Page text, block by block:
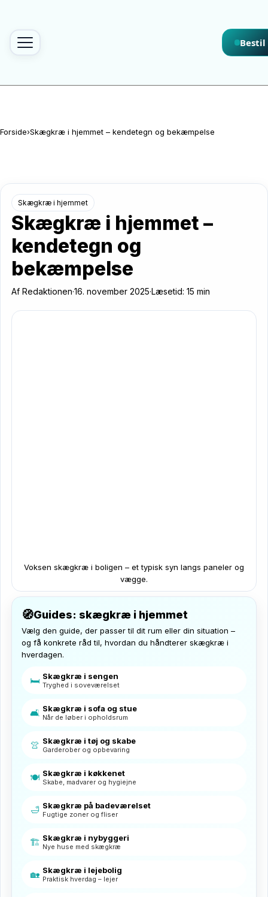
Bestil
Forside›Skægkræ i hjemmet – kendetegn og bekæmpelse
Skægkræ i hjemmet
Skægkræ i hjemmet –
kendetegn og
bekæmpelse
Af Redaktionen·16. november 2025·Læsetid: 15 min
Voksen skægkræ i boligen – et typisk syn langs paneler og
vægge.
🧭Guides: skægkræ i hjemmet
Vælg den guide, der passer til dit rum eller din situation –
og få konkrete råd til, hvordan du håndterer skægkræ i
hverdagen.
🛏️ Skægkræ i sengen
Tryghed i soveværelset
🛋️ Skægkræ i sofa og stue
Når de løber i opholdsrum
👚 Skægkræ i tøj og skabe
Garderober og opbevaring
🍽️ Skægkræ i køkkenet
Skabe, madvarer og hygiejne
🛁 Skægkræ på badeværelset
Fugtige zoner og fliser
🏗️ Skægkræ i nybyggeri
Nye huse med skægkræ
🏡 Skægkræ i lejebolig
Praktisk hverdag – lejer